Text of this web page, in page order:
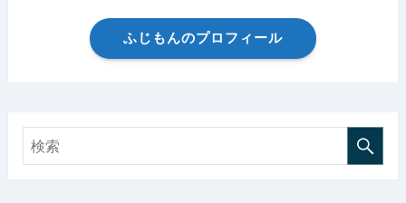
ふじもんのプロフィール